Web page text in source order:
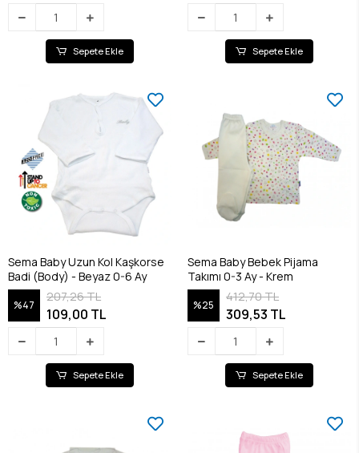
Sepete Ekle Sepete Ekle
Sema Baby Uzun Kol Kaşkorse
Badi (Body) - Beyaz 0-6 Ay
%47
207,26 TL
109,00 TL
Sepete Ekle
Sema Baby Bebek Pijama
Takımı 0-3 Ay - Krem
%25
412,70 TL
309,53 TL
Sepete Ekle